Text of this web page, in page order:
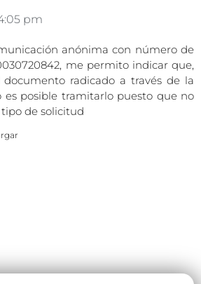
pm
anónima con número de
me permito indicar que,
radicado a través de la
es posible tramitarlo puesto que no
de solicitud